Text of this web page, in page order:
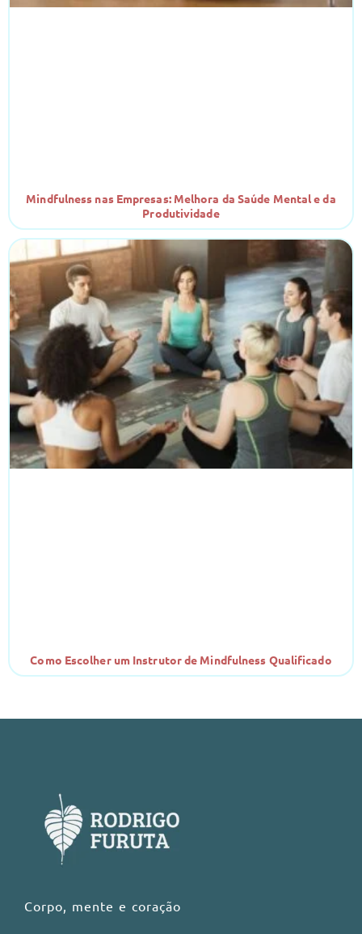
Mindfulness nas Empresas: Melhora da Saúde Mental e da
Produtividade
Como Escolher um Instrutor de Mindfulness Qualificado
Corpo, mente e coração